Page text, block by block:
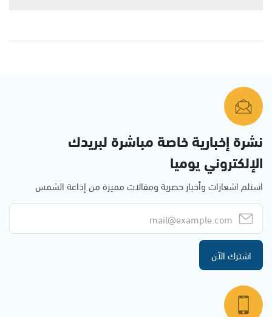
نشرة إخبارية خاصة مباشرة لبريدك
الإلكتروني يوميا
استلم اشعارات وأخبار حصرية ومقالات مميزة من إذاعة الشمس
اشترك الآن